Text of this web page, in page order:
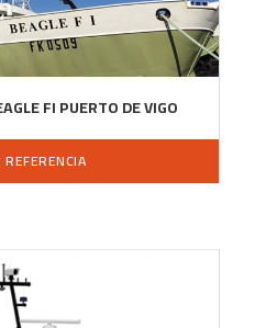
FI PUERTO DE VIGO
REFERENCIA